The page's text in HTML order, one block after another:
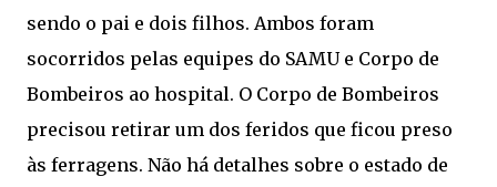
sendo o pai e dois filhos. Ambos foram
socorridos pelas equipes do SAMU e Corpo de
Bombeiros ao hospital. O Corpo de Bombeiros
precisou retirar um dos feridos que ficou preso
às ferragens. Não há detalhes sobre o estado de